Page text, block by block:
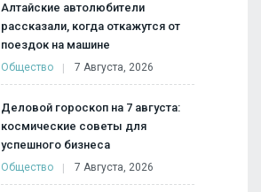
Алтайские автолюбители
рассказали, когда откажутся от
поездок на машине
Общество 7 Августа, 2026
Деловой гороскоп на 7 августа:
космические советы для
успешного бизнеса
Общество 7 Августа, 2026